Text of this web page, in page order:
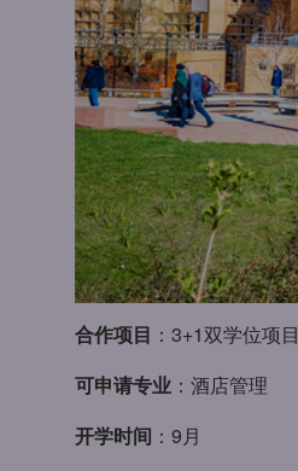
合作项目 ：3+1双学位项目
可申请专业 ：酒店管理
开学时间 ：9月